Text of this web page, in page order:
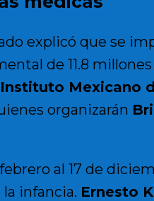
explicó que se
de 11.8
Instituto Mexicano
organizarán
al 17 de
infancia. Ernesto